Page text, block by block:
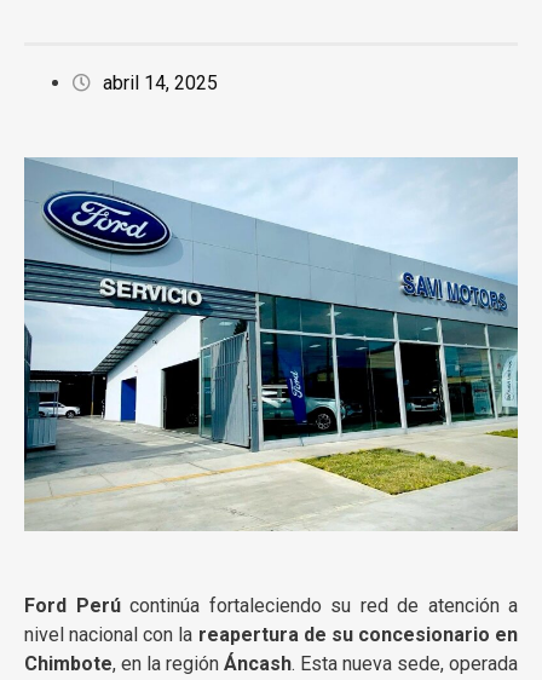
abril 14, 2025
Ford Perúcontinúa fortaleciendo su red de atención a
nivel nacional con la reapertura de su concesionario en
Chimbote, en la región Áncash. Esta nueva sede, operada